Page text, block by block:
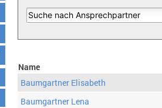
Name
Baumgartner Elisabeth
Baumgartner Lena